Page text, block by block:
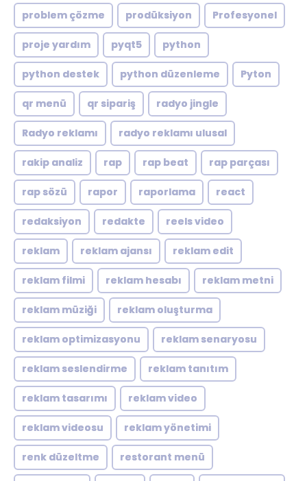
problem çözme prodüksiyon Profesyonel
proje yardım pyqt5 python
python destek python düzenleme Pyton
qr menü qr sipariş radyo jingle
Radyo reklamı radyo reklamı ulusal
rakip analiz rap rap beat rap parçası
rap sözü rapor raporlama react
redaksiyon redakte reels video
reklam reklam ajansı reklam edit
reklam filmi reklam hesabı reklam metni
reklam müziği reklam oluşturma
reklam optimizasyonu reklam senaryosu
reklam seslendirme reklam tanıtım
reklam tasarımı reklam video
reklam videosu reklam yönetimi
renk düzeltme restorant menü